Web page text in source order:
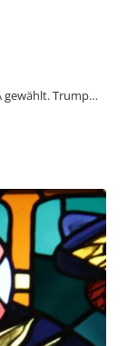
gewählt. Trump…